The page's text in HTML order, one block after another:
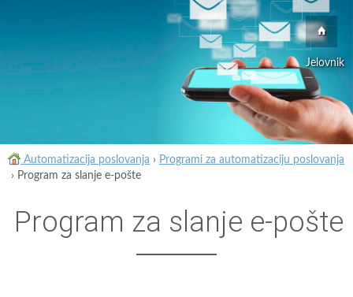
Jelovnik
Automatizacija poslovanja › Programi za automatizaciju poslovanja
› Program za slanje e-pošte
Program za slanje e-pošte